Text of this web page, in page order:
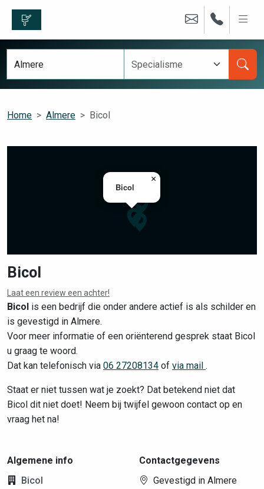
Home Almere Bicol
Bicol
×
Leaflet|©OpenStreetMapcontributors
Bicol
Laat een review een achter!
Bicol is een bedrijf die onder andere actief is als schilder en
is gevestigd in Almere.
Voor meer informatie of een oriënterend gesprek staat Bicol
u graag te woord.
Dat kan telefonisch via 06 27208134 of via mail .
Staat er niet tussen wat je zoekt? Dat betekend niet dat
Bicol dit niet doet! Neem bij twijfel gewoon contact op en
vraag het na!
Algemene info
Bicol
Contactgegevens
Gevestigd in Almere